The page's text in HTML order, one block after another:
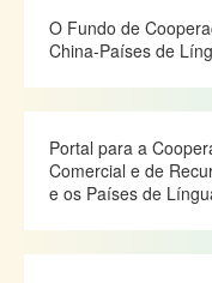
O Fundo de
China-Países de
Portal para a
Comercial e de
e os Países de